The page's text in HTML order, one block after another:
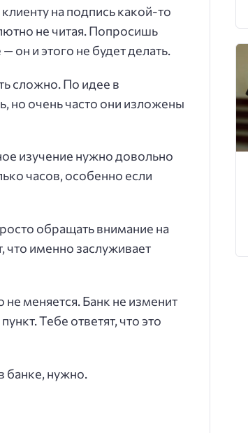
на подпись какой-то
не читая. Попросишь
он и этого не будет делать.
сложно. По идее в
но очень часто они изложены
изучение нужно довольно
часов, особенно если
обращать внимание на
что именно заслуживает
не меняется. Банк не изменит
Тебе ответят, что это
банке, нужно.